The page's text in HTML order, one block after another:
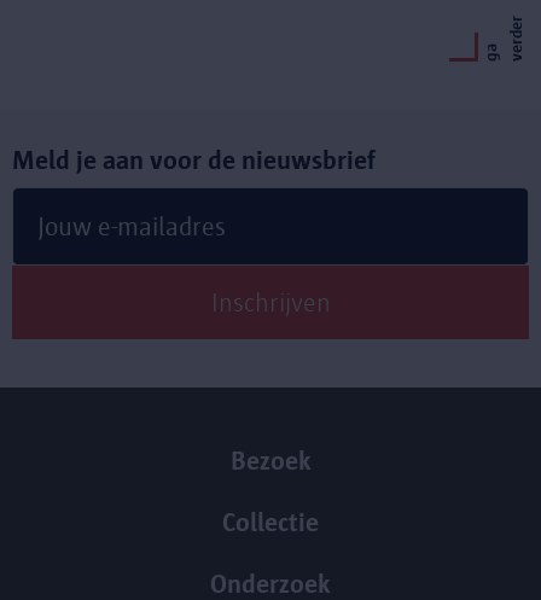
g
a
v
e
r
d
e r
Meld je aan voor de nieuwsbrief
Bezoek
Collectie
Onderzoek